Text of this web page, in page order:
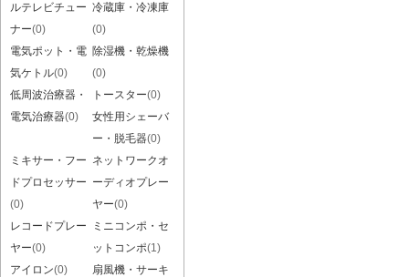
ルテレビチュー
ナー(0)
冷蔵庫・冷凍庫
(0)
電気ポット・電
気ケトル(0)
除湿機・乾燥機
(0)
低周波治療器・
電気治療器(0)
トースター(0)
女性用シェーバ
ー・脱毛器(0)
ミキサー・フー
ドプロセッサー
(0)
ネットワークオ
ーディオプレー
ヤー(0)
レコードプレー
ヤー(0)
ミニコンポ・セ
ットコンポ(1)
アイロン(0)
扇風機・サーキ